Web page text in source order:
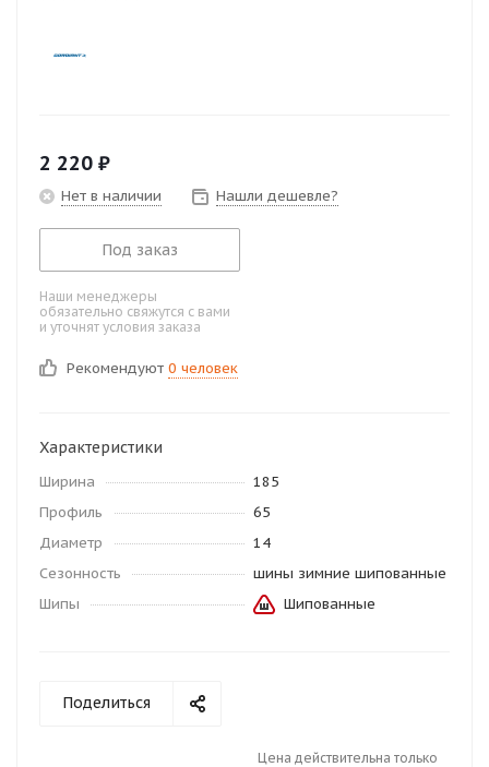
2 220 ₽
Нет в наличии Нашли дешевле?
Под заказ
Наши менеджеры
обязательно свяжутся с вами
и уточнят условия заказа
Рекомендуют 0 человек
Характеристики
Ширина
185
Профиль
65
Диаметр
14
Сезонность
шины зимние шипованные
Шипы
Шипованные
Поделиться
Цена действительна только